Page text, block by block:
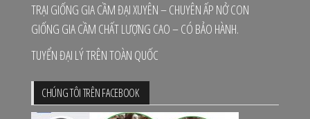
TRẠI GIỐNG GIA CẦM ĐẠI XUYÊN – CHUYÊN ẤP NỞ CON
GIỐNG GIA CẦM CHẤT LƯỢNG CAO – CÓ BẢO HÀNH.
TUYỂN ĐẠI LÝ TRÊN TOÀN QUỐC
CHÚNG TÔI TRÊN FACEBOOK